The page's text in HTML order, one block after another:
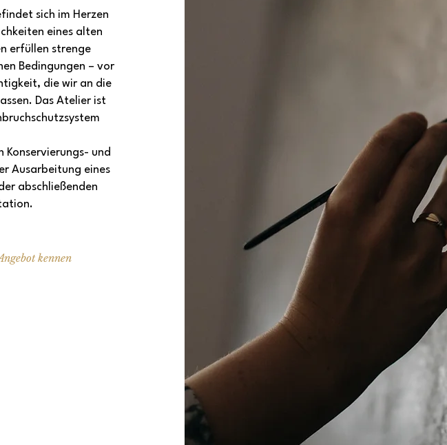
sich im Herzen
eines alten
erfüllen strenge
Bedingungen – vor
die wir an die
Das Atelier ist
Konservierungs- und
Ausarbeitung eines
abschließenden
kennen